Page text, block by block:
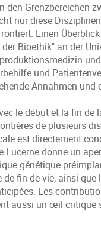
den Grenzbereichen
nur diese
Einen
Bioethik" an der
und
Annahmen und
le début et la fin de
de plusieurs
est directement
donne un
génétique
fin de vie, ainsi que
Les
aussi un œil critique